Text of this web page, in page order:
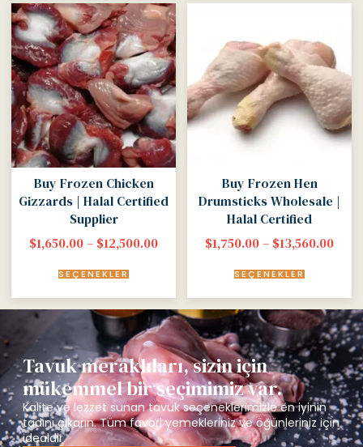
Buy Frozen Chicken
Gizzards | Halal Certified
Supplier
$1,650.00– $12,500.00
SEÇENEKLER
Buy Frozen Hen
Drumsticks Wholesale |
Halal Certified
$1,750.00– $13,560.00
SEÇENEKLER
Tavuk meraklıları, sizin için
mükemmel bir seçimimiz var.
Kalite ve lezzet sunan tavuk seçeneklerimizle en iyinin
tadını çıkarın. Tüm favori yemekleriniz ve öğünleriniz için
idealdir.